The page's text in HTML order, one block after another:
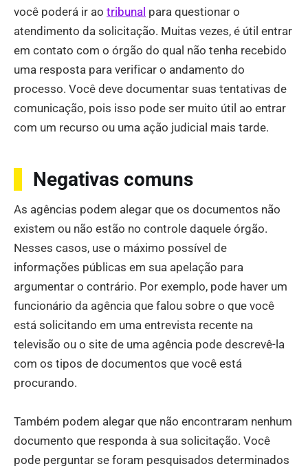
você poderá ir ao tribunal para questionar o
atendimento da solicitação. Muitas vezes, é útil entrar
em contato com o órgão do qual não tenha recebido
uma resposta para verificar o andamento do
processo. Você deve documentar suas tentativas de
comunicação, pois isso pode ser muito útil ao entrar
com um recurso ou uma ação judicial mais tarde.
Negativas comuns
As agências podem alegar que os documentos não
existem ou não estão no controle daquele órgão.
Nesses casos, use o máximo possível de
informações públicas em sua apelação para
argumentar o contrário. Por exemplo, pode haver um
funcionário da agência que falou sobre o que você
está solicitando em uma entrevista recente na
televisão ou o site de uma agência pode descrevê-la
com os tipos de documentos que você está
procurando.
Também podem alegar que não encontraram nenhum
documento que responda à sua solicitação. Você
pode perguntar se foram pesquisados determinados